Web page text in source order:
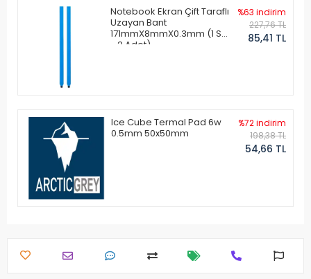
Notebook Ekran Çift Taraflı
Uzayan Bant
171mmX8mmX0.3mm (1 Set
- 2 Adet)
%63 indirim
227,76 TL
85,41 TL
Ice Cube Termal Pad 6w
0.5mm 50x50mm
%72 indirim
198,38 TL
54,66 TL